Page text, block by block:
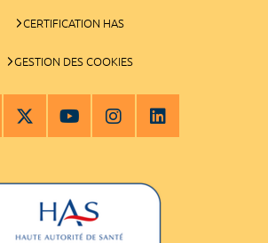
CERTIFICATION HAS
GESTION DES COOKIES